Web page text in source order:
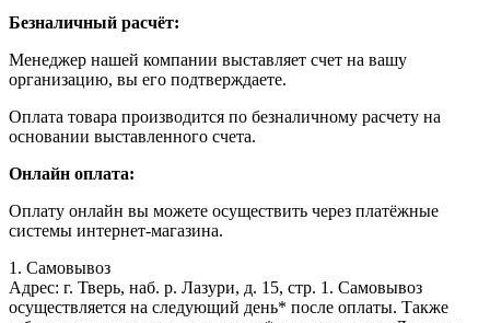
Безналичный расчёт:
Менеджер нашей компании выставляет счет на вашу
организацию, вы его подтверждаете.
Оплата товара производится по безналичному расчету на
основании выставленного счета.
Онлайн оплата:
Оплату онлайн вы можете осуществить через платёжные
системы интернет-магазина.
1. Самовывоз
Адрес: г. Тверь, наб. р. Лазури, д. 15, стр. 1. Самовывоз
осуществляется на следующий день* после оплаты. Также